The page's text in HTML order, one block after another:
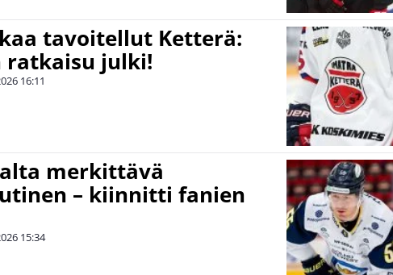
tavoitellut Ketterä:
ratkaisu julki!
16:11
merkittävä
– kiinnitti fanien
15:34